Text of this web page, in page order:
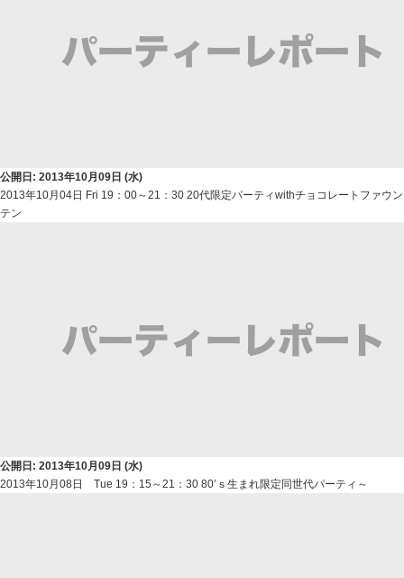
公開日: 2013年10月09日 (水)
2013年10月04日 Fri 19：00～21：30 20代限定パーティwithチョコレートファウン
テン
公開日: 2013年10月09日 (水)
2013年10月08日 Tue 19：15～21：30 80’ｓ生まれ限定同世代パーティ～